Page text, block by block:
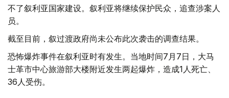
不了叙利亚国家建设。叙利亚将继续保护民众，追查涉案人
员。
截至目前，叙过渡政府尚未公布此次袭击的调查结果。
恐怖爆炸事件在叙利亚时有发生。当地时间7月7日，大马
士革市中心旅游部大楼附近发生两起爆炸，造成1人死亡、
36人受伤。